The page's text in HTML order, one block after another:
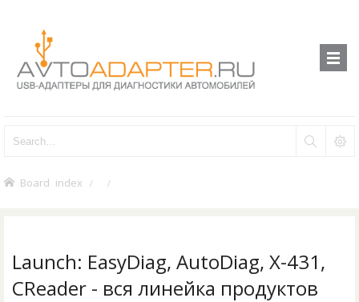
Board index
Launch: EasyDiag, AutoDiag, X-431,
CReader - вся линейка продуктов